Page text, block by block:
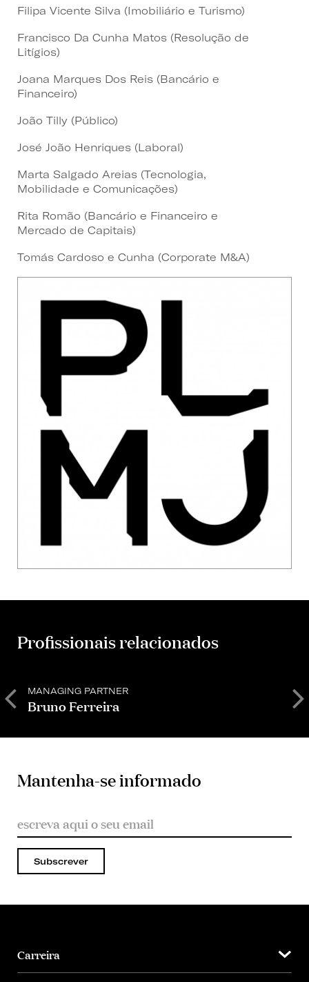
Filipa Vicente Silva (Imobiliário e Turismo)
Francisco Da Cunha Matos (Resolução de
Litígios)
Joana Marques Dos Reis (Bancário e
Financeiro)
João Tilly (Público)
José João Henriques (Laboral)
Marta Salgado Areias (Tecnologia,
Mobilidade e Comunicações)
Rita Romão (Bancário e Financeiro e
Mercado de Capitais)
Tomás Cardoso e Cunha (Corporate M&A)
Profissionais relacionados
MANAGING PARTNER
Bruno Ferreira
Mantenha-se informado
Subscrever
Carreira